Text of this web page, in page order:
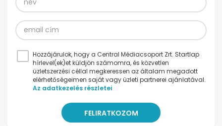
Hozzájárulok, hogy a Central Médiacsoport Zrt. Startlap
hírlevel(ek)et küldjön számomra, és közvetlen
üzletszerzési céllal megkeressen az általam megadott
elérhetőségeimen saját vagy üzleti partnerei ajánlatával.
Az adatkezelés részletei